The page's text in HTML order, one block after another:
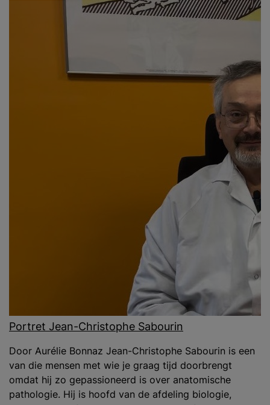
Portret Jean-Christophe Sabourin
Door Aurélie Bonnaz Jean-Christophe Sabourin is een
van die mensen met wie je graag tijd doorbrengt
omdat hij zo gepassioneerd is over anatomische
pathologie. Hij is hoofd van de afdeling biologie,